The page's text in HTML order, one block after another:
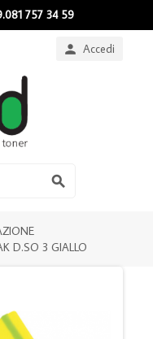
757 34 59
 Accedi

D.SO 3 GIALLO